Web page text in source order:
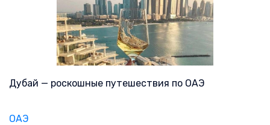
Дубай — роскошные путешествия по ОАЭ
ОАЭ